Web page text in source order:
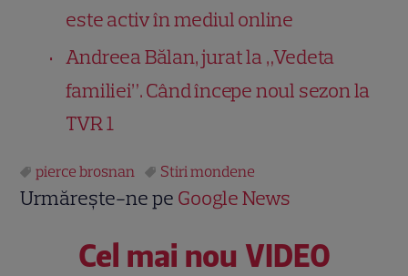
este activ în mediul online
Andreea Bălan, jurat la „Vedeta
familiei”. Când începe noul sezon la
TVR 1
pierce brosnan Stiri mondene
Urmărește-ne pe Google News
Cel mai nou VIDEO